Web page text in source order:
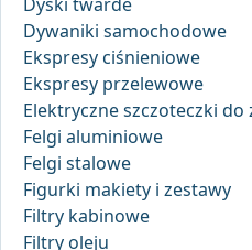
Dywaniki samochodowe
Ekspresy ciśnieniowe
Ekspresy przelewowe
Elektryczne szczoteczki do
Felgi aluminiowe
Felgi stalowe
Figurki makiety i zestawy
Filtry kabinowe
Filtry oleju